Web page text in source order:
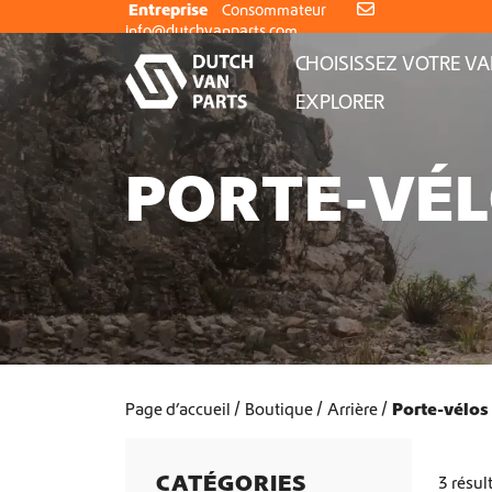
Entreprise
Consommateur
info@dutchvanparts.com
CHOISISSEZ VOTRE
EXPLORER
PORTE-
Page d’accueil Boutique Arrière Porte-vélos
CATÉGORIES 3